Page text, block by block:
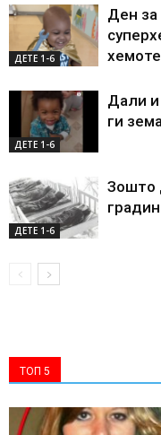
ДЕTE 1-6
Ден
ДЕTE 1-6
Дали и
ги
ДЕTE 1-6
Зошто
ТОП 5